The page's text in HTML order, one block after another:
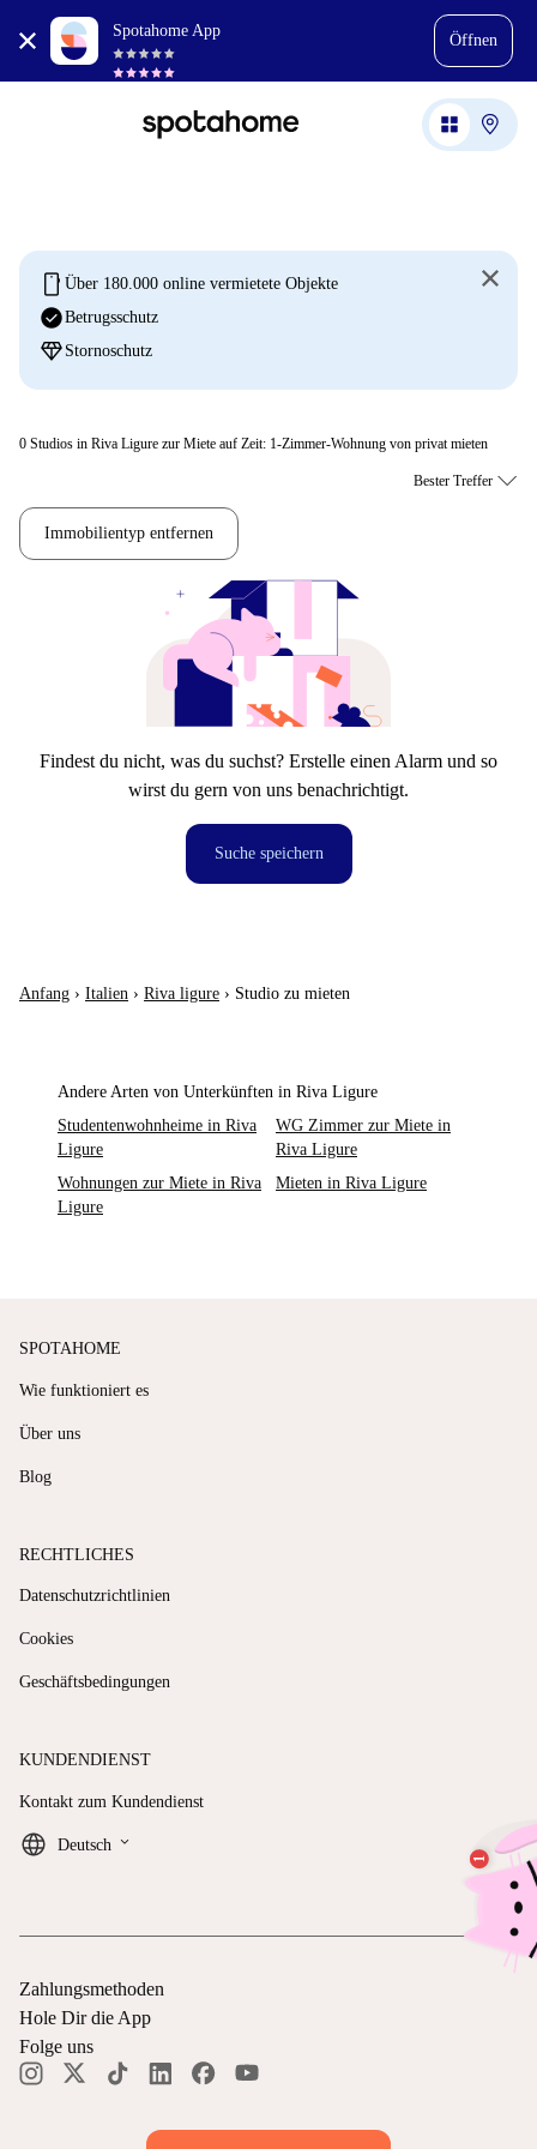
Spotahome App
Öffnen
mobile Über 180.000 online vermietete Objekte
check_circleBetrugsschutz
diamond Stornoschutz
0 Studios in Riva Ligure zur Miete auf Zeit: 1-Zimmer-Wohnung von privat mieten
Immobilientyp entfernen
Findest du nicht, was du suchst? Erstelle einen Alarm und so
wirst du gern von uns benachrichtigt.
Suche speichern
Anfang › Italien › Riva ligure › Studio zu mieten
Andere Arten von Unterkünften in Riva Ligure
Studentenwohnheime in Riva
Ligure
WG Zimmer zur Miete in
Riva Ligure
Wohnungen zur Miete in Riva
Ligure
Mieten in Riva Ligure
SPOTAHOME
Wie funktioniert es
Über uns
Blog
RECHTLICHES
Datenschutzrichtlinien
Cookies
Geschäftsbedingungen
KUNDENDIENST
Kontakt zum Kundendienst
Deutsch keyboard_arrow_down
Zahlungsmethoden
Hole Dir die App
Folge uns